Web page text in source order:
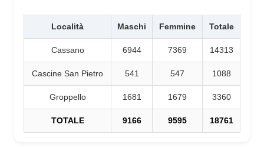
Località Maschi Femmine Totale
Cassano 6944 7369 14313
Cascine San Pietro 541 547 1088
Groppello 1681 1679 3360
TOTALE 9166 9595 18761